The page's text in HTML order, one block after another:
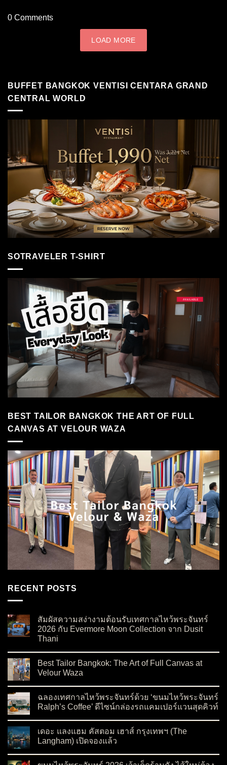
0 Comments
LOAD MORE
BUFFET BANGKOK VENTISI CENTARA GRAND
CENTRAL WORLD
SOTRAVELER T-SHIRT
BEST TAILOR BANGKOK THE ART OF FULL
CANVAS AT VELOUR WAZA
RECENT POSTS
สัมผัสความสง่างามต้อนรับเทศกาลไหว้พระจันทร์
2026 กับ Evermore Moon Collection จาก Dusit
Thani
Best Tailor Bangkok: The Art of Full Canvas at
Velour Waza
ฉลองเทศกาลไหว้พระจันทร์ด้วย ‘ขนมไหว้พระจันทร์
Ralph’s Coffee’ ดีไซน์กล่องรถแคมเปอร์แวนสุดคิวท์
เดอะ แลงแฮม คัสตอม เฮาส์ กรุงเทพฯ (The
Langham) เปิดจองแล้ว